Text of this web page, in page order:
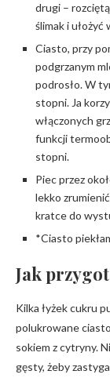
drugi –
ślimak i
Ciasto, przy
podgrzanym
podrosło. W
stopni. Ja
włączonych
funkcji
stopni.
Piec przez
lekko
kratce do
*Ciasto
Jak
Kilka łyżek cukru
polukrowane
sokiem z cytryny.
gęsty, żeby